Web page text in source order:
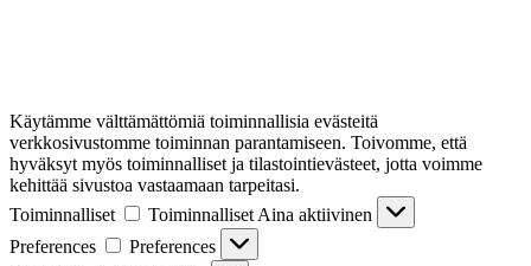
Käytämme välttämättömiä toiminnallisia evästeitä
verkkosivustomme toiminnan parantamiseen. Toivomme, että
hyväksyt myös toiminnalliset ja tilastointievästeet, jotta voimme
kehittää sivustoa vastaamaan tarpeitasi.
Toiminnalliset
Toiminnalliset Aina aktiivinen
Preferences
Preferences